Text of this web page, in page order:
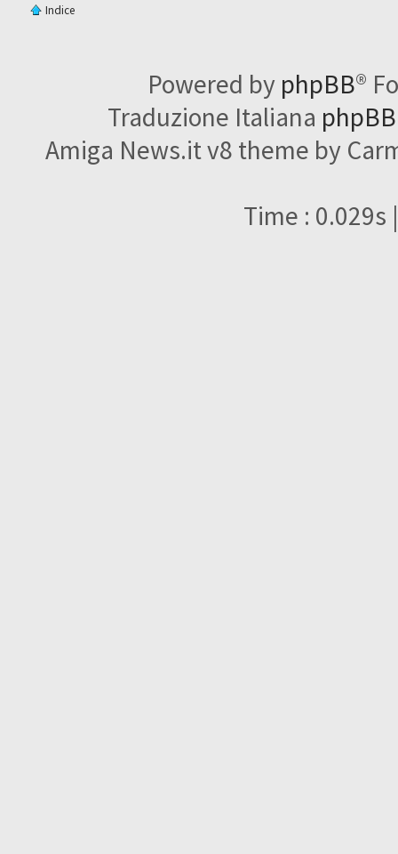
Indice
Powered by phpBB®
Traduzione Italiana
Amiga News.it v8 theme by
Time : 0.029s